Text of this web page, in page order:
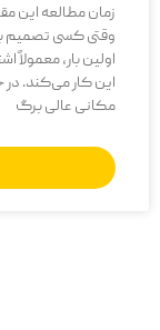
زمان مطالعه این
وقتی کسی تصمیم
اولین بار، معمولاً
این کار می‌کند.
مکانی عالی برگ